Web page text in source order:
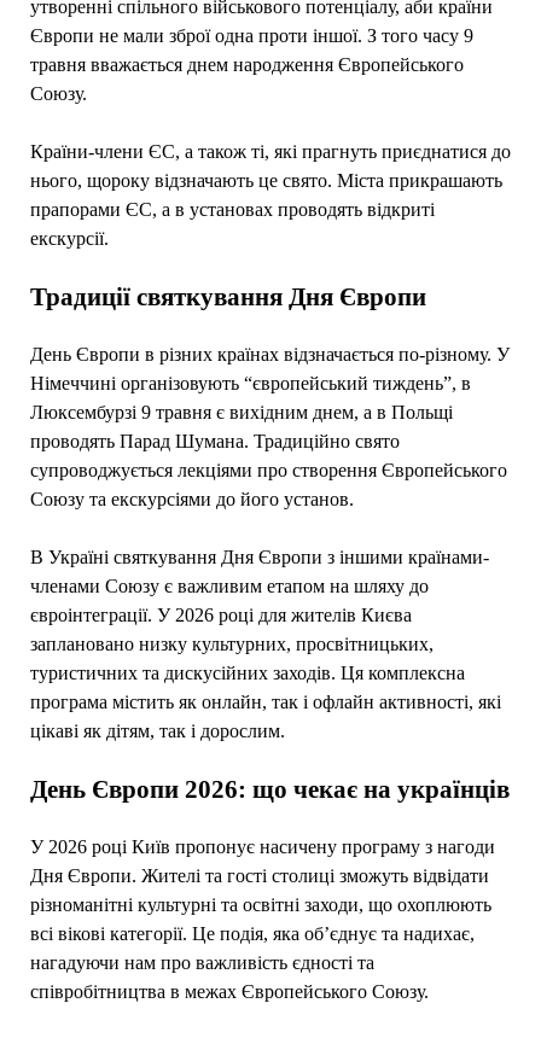
утворенні спільного військового потенціалу, аби країни
Європи не мали зброї одна проти іншої. З того часу 9
травня вважається днем народження Європейського
Союзу.
Країни-члени ЄС, а також ті, які прагнуть приєднатися до
нього, щороку відзначають це свято. Міста прикрашають
прапорами ЄС, а в установах проводять відкриті
екскурсії.
Традиції святкування Дня Європи
День Європи в різних країнах відзначається по-різному. У
Німеччині організовують “європейський тиждень”, в
Люксембурзі 9 травня є вихідним днем, а в Польщі
проводять Парад Шумана. Традиційно свято
супроводжується лекціями про створення Європейського
Союзу та екскурсіями до його установ.
В Україні святкування Дня Європи з іншими країнами-
членами Союзу є важливим етапом на шляху до
євроінтеграції. У 2026 році для жителів Києва
заплановано низку культурних, просвітницьких,
туристичних та дискусійних заходів. Ця комплексна
програма містить як онлайн, так і офлайн активності, які
цікаві як дітям, так і дорослим.
День Європи 2026: що чекає на українців
У 2026 році Київ пропонує насичену програму з нагоди
Дня Європи. Жителі та гості столиці зможуть відвідати
різноманітні культурні та освітні заходи, що охоплюють
всі вікові категорії. Це подія, яка об’єднує та надихає,
нагадуючи нам про важливість єдності та
співробітництва в межах Європейського Союзу.